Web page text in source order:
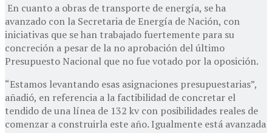
En cuanto a obras de transporte de energía, se ha
avanzado con la Secretaria de Energía de Nación, con
iniciativas que se han trabajado fuertemente para su
concreción a pesar de la no aprobación del último
Presupuesto Nacional que no fue votado por la oposición.
“Estamos levantando esas asignaciones presupuestarias”,
añadió, en referencia a la factibilidad de concretar el
tendido de una línea de 132 kv con posibilidades reales de
comenzar a construirla este año. Igualmente está avanzada